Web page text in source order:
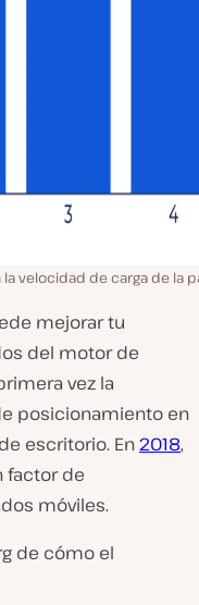
velocidad de carga de la
mejorar tu
del motor de
vez la
posicionamiento en
escritorio. En2018,
factor de
móviles.
de cómo el